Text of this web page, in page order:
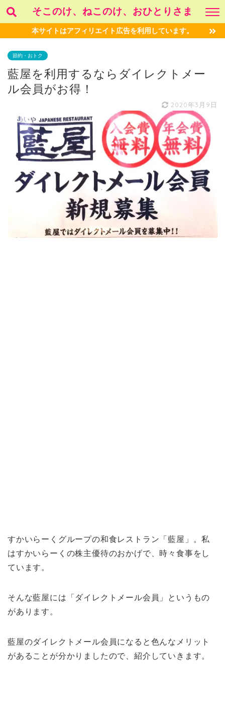
そこのけ、ねこのけ、おひとりさま
本サイトはアフィリエイト広告を利用しています。
節約・おトク
藍屋を利用するならダイレクトメー
ル会員がお得！
2020年3月9日
すかいらーくグループの和食レストラン「藍屋」。私
はすかいらーくの株主優待のおかげで、時々食事をし
ています。
そんな藍屋には「ダイレクトメール会員」というもの
があります。
藍屋のダイレクトメール会員になると色んなメリット
があることが分かりましたので、紹介していきます。